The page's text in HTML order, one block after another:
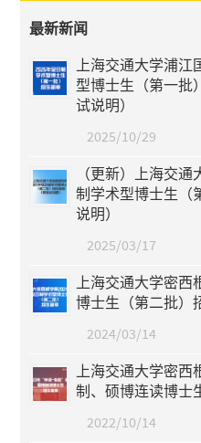
最新新闻
上海交通大学浦江
型博士生（第一批
试说明）
2025/10/29
（更新）上海交
制学术型博士生（
说明）
2025/03/17
上海交通大学密西
博士生（第二批）
2024/03/14
上海交通大学密西
制、硕博连读博士
2022/10/14